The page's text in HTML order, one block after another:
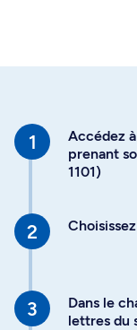
Accédez
prenant
1101)
Dans le
lettres du